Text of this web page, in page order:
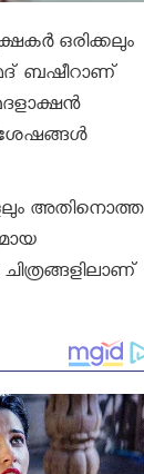
ഒരിക്കലും
ബഷീറാണ്
അതിനൊത്ത